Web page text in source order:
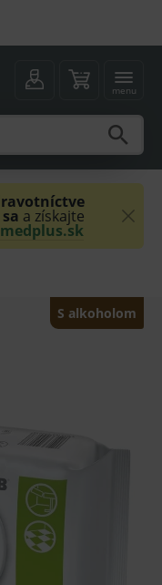
menu
a získajte
S alkoholom